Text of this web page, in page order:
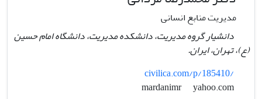
مدیریت منابع انسانی
دانشیار گروه مدیریت، دانشکده مدیریت، دانشگاه امام حسین
(ع)، تهران، ایران.
civilica.com/p/185410/
yahoo.com